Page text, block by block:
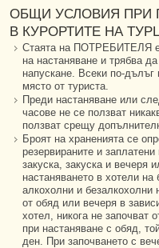
ОБЩИ УСЛОВИЯ ПРИ
В КУРОРТИТЕ НА
Стаята на ПОТРЕБИТЕЛЯ е
на настаняване и трябва
напускане. Всеки по-
място от туриста.
Преди настаняване или
часове не се ползват
ползват срещу
Броят на храненията се
резервираните и
закуска, закуска и вечеря
настаняването в хотели
алкохолни и безалкохолни
от обяд или вечеря в
хотел, никога не започват
при настаняване с обяд,
ден. При започването с